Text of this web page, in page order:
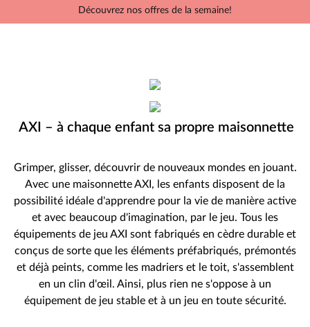
Découvrez nos offres de la semaine!
AXI – à chaque enfant sa propre maisonnette
Grimper, glisser, découvrir de nouveaux mondes en jouant.
Avec une maisonnette AXI, les enfants disposent de la
possibilité idéale d'apprendre pour la vie de manière active
et avec beaucoup d'imagination, par le jeu. Tous les
équipements de jeu AXI sont fabriqués en cèdre durable et
conçus de sorte que les éléments préfabriqués, prémontés
et déjà peints, comme les madriers et le toit, s'assemblent
en un clin d'œil. Ainsi, plus rien ne s'oppose à un
équipement de jeu stable et à un jeu en toute sécurité.